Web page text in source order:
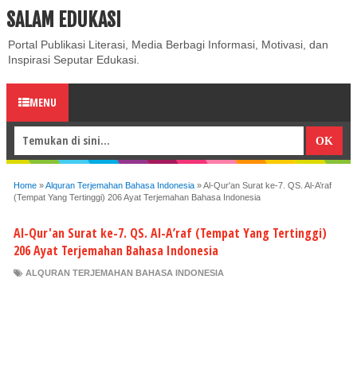
ABOUT CONTACT US
SALAM EDUKASI
Portal Publikasi Literasi, Media Berbagi Informasi, Motivasi, dan
Inspirasi Seputar Edukasi.
MENU
Home »Alquran Terjemahan Bahasa Indonesia »Al-Qur'an Surat ke-7. QS. Al-A’raf
(Tempat Yang Tertinggi) 206 Ayat Terjemahan Bahasa Indonesia
Al-Qur'an Surat ke-7. QS. Al-A’raf (Tempat Yang Tertinggi)
206 Ayat Terjemahan Bahasa Indonesia
ALQURAN TERJEMAHAN BAHASA INDONESIA